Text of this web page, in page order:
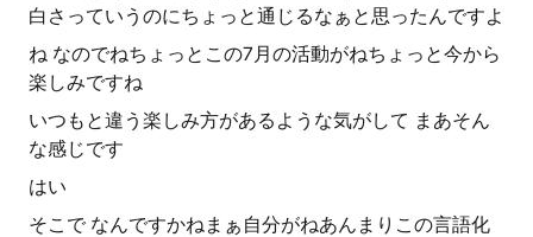
白さっていうのにちょっと通じるなぁと思ったんですよ
ね なのでねちょっとこの7月の活動がねちょっと今から
楽しみですね
いつもと違う楽しみ方があるような気がして まあそん
な感じです
はい
そこで なんですかねまぁ自分がねあんまりこの言語化